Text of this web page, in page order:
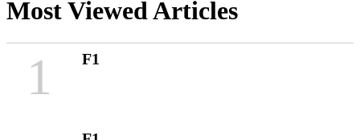
Most Viewed Articles
1 F1